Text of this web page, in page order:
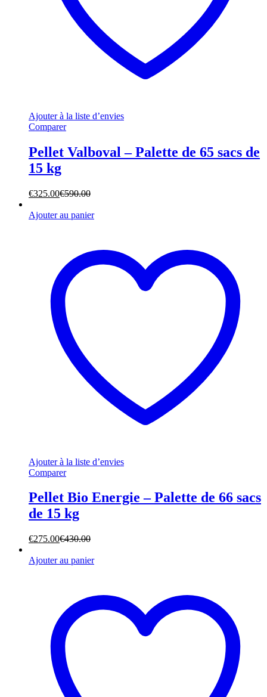
Ajouter à la liste d’envies
Comparer
Pellet Valboval – Palette de 65 sacs de
15 kg
€325.00€590.00
Ajouter au panier
Ajouter à la liste d’envies
Comparer
Pellet Bio Energie – Palette de 66 sacs
de 15 kg
€275.00€430.00
Ajouter au panier